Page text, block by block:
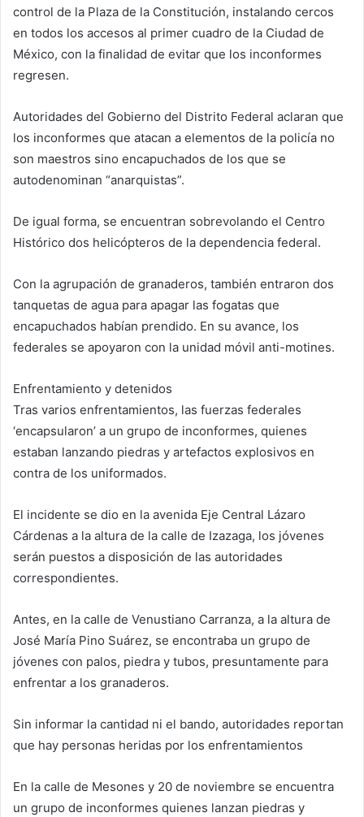
control de la Plaza de la Constitución, instalando cercos
en todos los accesos al primer cuadro de la Ciudad de
México, con la finalidad de evitar que los inconformes
regresen.
Autoridades del Gobierno del Distrito Federal aclaran que
los inconformes que atacan a elementos de la policía no
son maestros sino encapuchados de los que se
autodenominan “anarquistas”.
De igual forma, se encuentran sobrevolando el Centro
Histórico dos helicópteros de la dependencia federal.
Con la agrupación de granaderos, también entraron dos
tanquetas de agua para apagar las fogatas que
encapuchados habían prendido. En su avance, los
federales se apoyaron con la unidad móvil anti-motines.
Enfrentamiento y detenidos
Tras varios enfrentamientos, las fuerzas federales
‘encapsularon’ a un grupo de inconformes, quienes
estaban lanzando piedras y artefactos explosivos en
contra de los uniformados.
El incidente se dio en la avenida Eje Central Lázaro
Cárdenas a la altura de la calle de Izazaga, los jóvenes
serán puestos a disposición de las autoridades
correspondientes.
Antes, en la calle de Venustiano Carranza, a la altura de
José María Pino Suárez, se encontraba un grupo de
jóvenes con palos, piedra y tubos, presuntamente para
enfrentar a los granaderos.
Sin informar la cantidad ni el bando, autoridades reportan
que hay personas heridas por los enfrentamientos
En la calle de Mesones y 20 de noviembre se encuentra
un grupo de inconformes quienes lanzan piedras y